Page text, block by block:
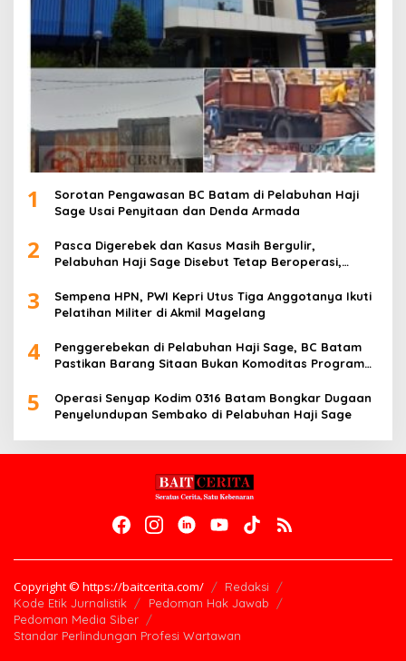
1
Sorotan Pengawasan BC Batam di Pelabuhan Haji
Sage Usai Penyitaan dan Denda Armada
2
Pasca Digerebek dan Kasus Masih Bergulir,
Pelabuhan Haji Sage Disebut Tetap Beroperasi,
3
Sempena HPN, PWI Kepri Utus Tiga Anggotanya Ikuti
Pelatihan Militer di Akmil Magelang
4
Penggerebekan di Pelabuhan Haji Sage, BC Batam
Pastikan Barang Sitaan Bukan Komoditas Program
5
Operasi Senyap Kodim 0316 Batam Bongkar Dugaan
Penyelundupan Sembako di Pelabuhan Haji Sage
Copyright © https://baitcerita.com/
Redaksi
Kode Etik Jurnalistik
Pedoman Hak Jawab
Pedoman Media Siber
Standar Perlindungan Profesi Wartawan